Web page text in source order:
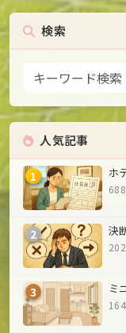
検索
人気記事
1 ホ
2 決
3 ミ